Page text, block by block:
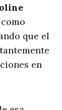
que el
en